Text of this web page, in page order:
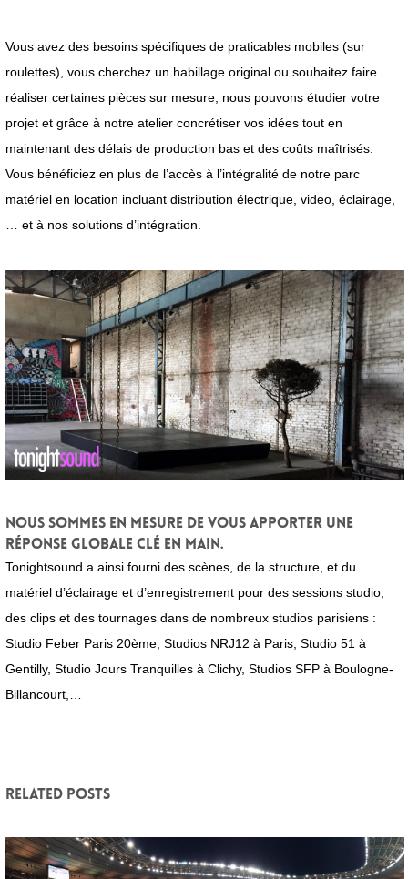
Vous avez des besoins spécifiques de praticables mobiles (sur
roulettes), vous cherchez un habillage original ou souhaitez faire
réaliser certaines pièces sur mesure; nous pouvons étudier votre
projet et grâce à notre atelier concrétiser vos idées tout en
maintenant des délais de production bas et des coûts maîtrisés.
Vous bénéficiez en plus de l’accès à l’intégralité de notre parc
matériel en location incluant distribution électrique, video, éclairage,
… et à nos solutions d’intégration.
Nous sommes en mesure de vous apporter une
réponse globale clé en main.
Tonightsound a ainsi fourni des scènes, de la structure, et du
matériel d’éclairage et d’enregistrement pour des sessions studio,
des clips et des tournages dans de nombreux studios parisiens :
Studio Feber Paris 20ème, Studios NRJ12 à Paris, Studio 51 à
Gentilly, Studio Jours Tranquilles à Clichy, Studios SFP à Boulogne-
Billancourt,…
Related posts